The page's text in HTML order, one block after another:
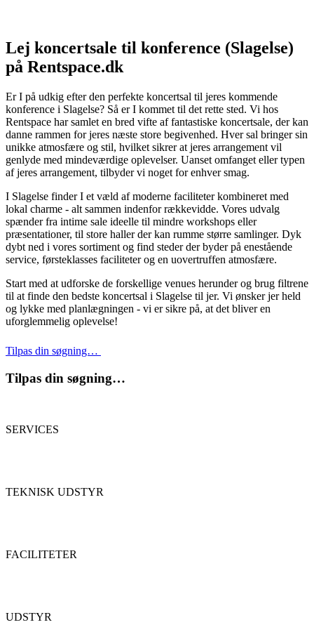
Lej koncertsale til konference (Slagelse)
på Rentspace.dk
Er I på udkig efter den perfekte koncertsal til jeres kommende
konference i Slagelse? Så er I kommet til det rette sted. Vi hos
Rentspace har samlet en bred vifte af fantastiske koncertsale, der kan
danne rammen for jeres næste store begivenhed. Hver sal bringer sin
unikke atmosfære og stil, hvilket sikrer at jeres arrangement vil
genlyde med mindeværdige oplevelser. Uanset omfanget eller typen
af jeres arrangement, tilbyder vi noget for enhver smag.
I Slagelse finder I et væld af moderne faciliteter kombineret med
lokal charme - alt sammen indenfor rækkevidde. Vores udvalg
spænder fra intime sale ideelle til mindre workshops eller
præsentationer, til store haller der kan rumme større samlinger. Dyk
dybt ned i vores sortiment og find steder der byder på enestående
service, førsteklasses faciliteter og en uovertruffen atmosfære.
Start med at udforske de forskellige venues herunder og brug filtrene
til at finde den bedste koncertsal i Slagelse til jer. Vi ønsker jer held
og lykke med planlægningen - vi er sikre på, at det bliver en
uforglemmelig oplevelse!
Tilpas din søgning…
Tilpas din søgning…
SERVICES
TEKNISK UDSTYR
FACILITETER
UDSTYR